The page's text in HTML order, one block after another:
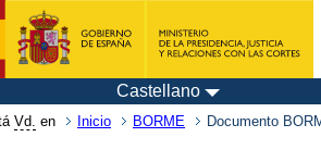
Castellano
Vd. en Inicio BORME Documento